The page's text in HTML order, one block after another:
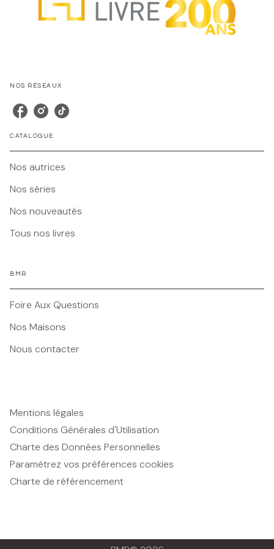
NOS RÉSEAUX
CATALOGUE
Nos autrices
Nos séries
Nos nouveautés
Tous nos livres
BMR
Foire Aux Questions
Nos Maisons
Nous contacter
Mentions légales
Conditions Générales d'Utilisation
Charte des Données Personnelles
Paramétrez vos préférences cookies
Charte de référencement